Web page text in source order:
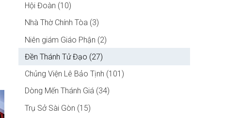
Hội Đoàn (10)
Nhà Thờ Chính Tòa (3)
Niên giám Giáo Phận (2)
Đền Thánh Tử Đạo (27)
Chủng Viện Lê Bảo Tịnh (101)
Dòng Mến Thánh Giá (34)
Trụ Sở Sài Gòn (15)